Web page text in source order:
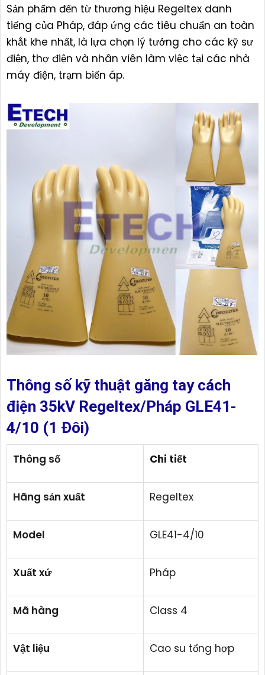
Sản phẩm đến từ thương hiệu Regeltex danh
tiếng của Pháp, đáp ứng các tiêu chuẩn an toàn
khắt khe nhất, là lựa chọn lý tưởng cho các kỹ sư
điện, thợ điện và nhân viên làm việc tại các nhà
máy điện, trạm biến áp.
Thông số kỹ thuật găng tay cách
điện 35kV Regeltex/Pháp GLE41-
4/10 (1 Đôi)
Thông số Chi tiết
Hãng sản xuất Regeltex
Model GLE41-4/10
Xuất xứ Pháp
Mã hàng Class 4
Vật liệu Cao su tổng hợp